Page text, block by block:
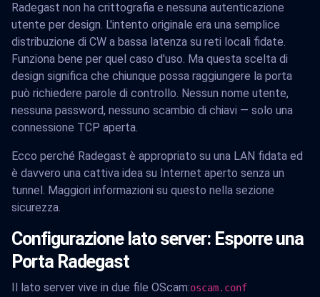
Radegast non ha crittografia e nessuna autenticazione
utente per design. L'intento originale era una semplice
distribuzione di CW a bassa latenza su reti locali fidate.
Funziona bene per quel caso d'uso. Ma questa scelta di
design significa che chiunque possa raggiungere la porta
può richiedere parole di controllo. Nessun nome utente,
nessuna password, nessuno scambio di chiavi — solo una
connessione TCP aperta.
Ecco perché Radegast è appropriato su una LAN fidata ed
è davvero una cattiva idea su Internet aperto senza un
tunnel. Maggiori informazioni su questo nella sezione
sicurezza.
Configurazione lato server: Esporre una
Porta Radegast
Il lato server vive in due file OScam:oscam.conf